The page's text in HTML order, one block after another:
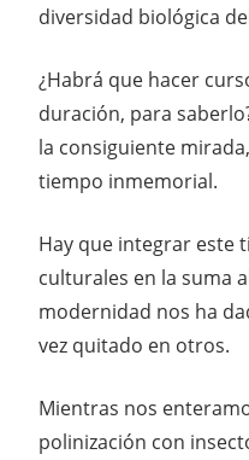
diversidad biológica
¿Habrá que hacer
duración, para
la consiguiente
tiempo inmemorial.
Hay que integrar este
culturales en la suma
modernidad nos ha
vez quitado en otros.
Mientras nos
polinización con